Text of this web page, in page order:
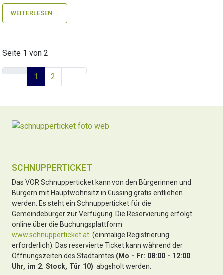
WEITERLESEN …
Seite 1 von 2
1 2
SCHNUPPERTICKET
Das VOR Schnupperticket kann von den Bürgerinnen und
Bürgern mit Hauptwohnsitz in Güssing gratis entliehen
werden. Es steht ein Schnupperticket für die
Gemeindebürger zur Verfügung. Die Reservierung erfolgt
online über die Buchungsplattform
www.schnupperticket.at (einmalige Registrierung
erforderlich). Das reservierte Ticket kann während der
Öffnungszeiten des Stadtamtes (Mo - Fr: 08:00 - 12:00
Uhr, im 2. Stock, Tür 10) abgeholt werden.